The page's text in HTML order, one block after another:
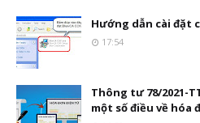
Hướng dẫn cài đặt
17:54
Thông tư 78/2021-
một số điều về hóa